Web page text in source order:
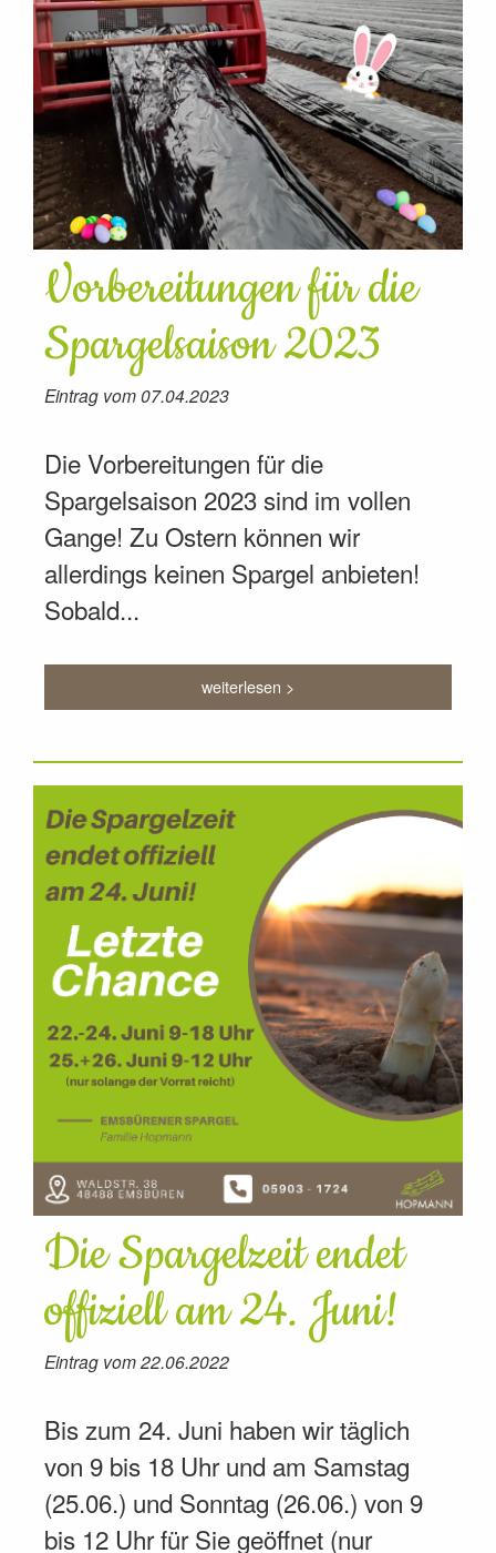
Vorbereitungen für die
Spargelsaison 2023
Eintrag vom 07.04.2023
Die Vorbereitungen für die
Spargelsaison 2023 sind im vollen
Gange! Zu Ostern können wir
allerdings keinen Spargel anbieten!
Sobald...
weiterlesen >
Die Spargelzeit endet
offiziell am 24. Juni!
Eintrag vom 22.06.2022
Bis zum 24. Juni haben wir täglich
von 9 bis 18 Uhr und am Samstag
(25.06.) und Sonntag (26.06.) von 9
bis 12 Uhr für Sie geöffnet (nur